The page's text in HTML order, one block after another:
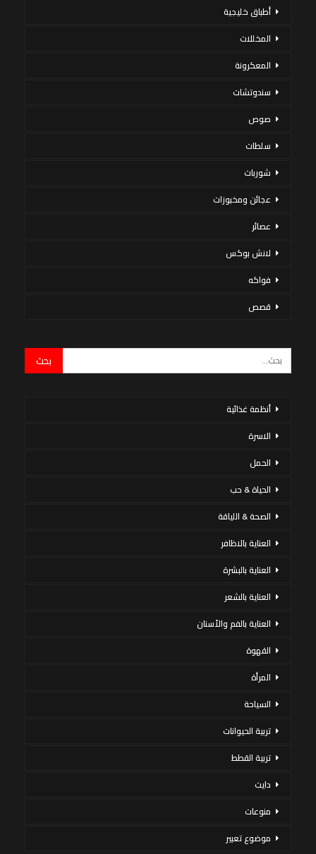
أطباق خليجية
المخللات
المعكرونة
سندوتشات
صوص
سلطات
شوربات
عجائن ومخبوزات
عصائر
لانش بوكس
فواكه
قصص
أنظمة غذائية
الاسرة
الحمل
الحياة & حب
الصحة & اللياقة
العناية بالاظافر
العناية بالبشرة
العناية بالشعر
العناية بالفم والأسنان
القهوة
المرأة
السياحة
تربية الحيوانات
تربية القطط
دايت
منوعات
موضوع تعبير